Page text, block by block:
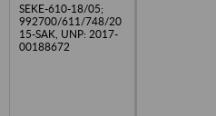
SEKE-610-18/05;
992700/611/748/20
15-SAK, UNP: 2017-
00188672